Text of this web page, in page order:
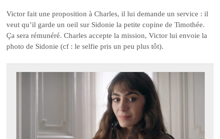
Victor fait une proposition à Charles, il lui demande un service : il
veut qu’il garde un oeil sur Sidonie la petite copine de Timothée.
Ça sera rémunéré. Charles accepte la mission, Victor lui envoie la
photo de Sidonie (cf : le selfie pris un peu plus tôt).